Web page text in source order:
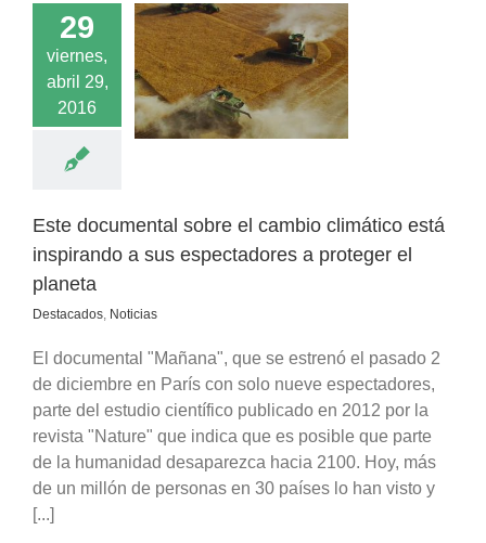
29
viernes,
abril 29,
2016
sobre el
climático está
a sus
a proteger el
planeta
Noticias
Este documental sobre el cambio climático está
inspirando a sus espectadores a proteger el
planeta
Destacados, Noticias
El documental "Mañana", que se estrenó el pasado 2
de diciembre en París con solo nueve espectadores,
parte del estudio científico publicado en 2012 por la
revista "Nature" que indica que es posible que parte
de la humanidad desaparezca hacia 2100. Hoy, más
de un millón de personas en 30 países lo han visto y
[...]